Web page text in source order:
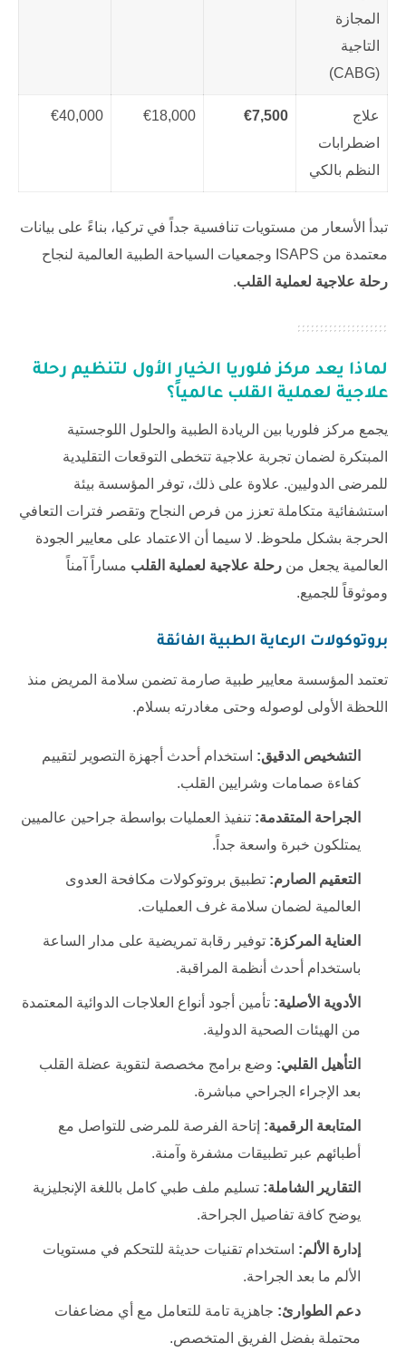
المجازة
التاجية
(CABG)
علاج
اضطرابات
النظم بالكي
€7,500
€18,000
€40,000
تبدأ الأسعار من مستويات تنافسية جداً في تركيا، بناءً على بيانات
معتمدة من ISAPS وجمعيات السياحة الطبية العالمية لنجاح
رحلة علاجية لعملية القلب.
لماذا يعد مركز فلوريا الخيار الأول لتنظيم رحلة
علاجية لعملية القلب عالمياً؟
يجمع مركز فلوريا بين الريادة الطبية والحلول اللوجستية
المبتكرة لضمان تجربة علاجية تتخطى التوقعات التقليدية
للمرضى الدوليين. علاوة على ذلك، توفر المؤسسة بيئة
استشفائية متكاملة تعزز من فرص النجاح وتقصر فترات التعافي
الحرجة بشكل ملحوظ. لا سيما أن الاعتماد على معايير الجودة
العالمية يجعل من رحلة علاجية لعملية القلب مساراً آمناً
وموثوقاً للجميع.
بروتوكولات الرعاية الطبية الفائقة
تعتمد المؤسسة معايير طبية صارمة تضمن سلامة المريض منذ
اللحظة الأولى لوصوله وحتى مغادرته بسلام.
التشخيص الدقيق: استخدام أحدث أجهزة التصوير لتقييم
كفاءة صمامات وشرايين القلب.
الجراحة المتقدمة: تنفيذ العمليات بواسطة جراحين عالميين
يمتلكون خبرة واسعة جداً.
التعقيم الصارم: تطبيق بروتوكولات مكافحة العدوى
العالمية لضمان سلامة غرف العمليات.
العناية المركزة: توفير رقابة تمريضية على مدار الساعة
باستخدام أحدث أنظمة المراقبة.
الأدوية الأصلية: تأمين أجود أنواع العلاجات الدوائية المعتمدة
من الهيئات الصحية الدولية.
التأهيل القلبي: وضع برامج مخصصة لتقوية عضلة القلب
بعد الإجراء الجراحي مباشرة.
المتابعة الرقمية: إتاحة الفرصة للمرضى للتواصل مع
أطبائهم عبر تطبيقات مشفرة وآمنة.
التقارير الشاملة: تسليم ملف طبي كامل باللغة الإنجليزية
يوضح كافة تفاصيل الجراحة.
إدارة الألم: استخدام تقنيات حديثة للتحكم في مستويات
الألم ما بعد الجراحة.
دعم الطوارئ: جاهزية تامة للتعامل مع أي مضاعفات
محتملة بفضل الفريق المتخصص.